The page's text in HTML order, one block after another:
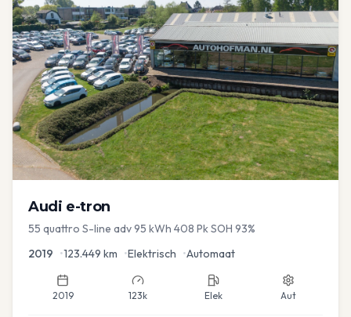
Audi e-tron
55 quattro S-line adv 95 kWh 408 Pk SOH 93%
2019 •123.449 km •Elektrisch •Automaat
2019 123k Elek Aut